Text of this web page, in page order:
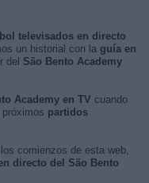
televisados en directo
un historial con la guía en
del São Bento Academy
Academy en TV cuando
partidos
comienzos de esta web,
directo del São Bento